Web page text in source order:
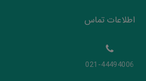
اطلاعات تماس
021-44494006